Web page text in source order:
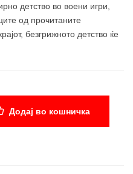
детство во воени игри,
од прочитаните
безгрижното детство ќе
Додај во кошничка